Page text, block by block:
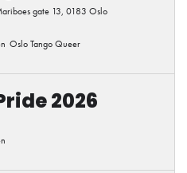
gate 13, 0183 Oslo
Oslo Tango Queer
2026